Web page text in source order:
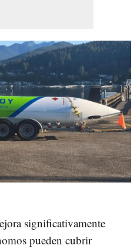
significativamente
pueden cubrir